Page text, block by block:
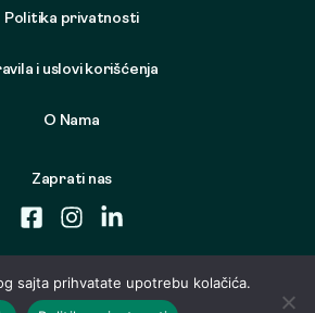
Politika privatnosti
i uslovi korišćenja
O Nama
Zaprati nas
sajta prihvatate upotrebu kolačića.